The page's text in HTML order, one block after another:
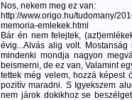
Nos, nekem meg ez van:
http://www.origo.hu/tudomany/
memoria-emlekek.html
Bár én nem felejtek,
évig...Alvás alig volt.
mindenki mondja nagyon
beismerni, de ez van, Valamint
tettek még velem, hozzá képest
pozitív maradni. S Igyekszem
nem járok dokikhoz se